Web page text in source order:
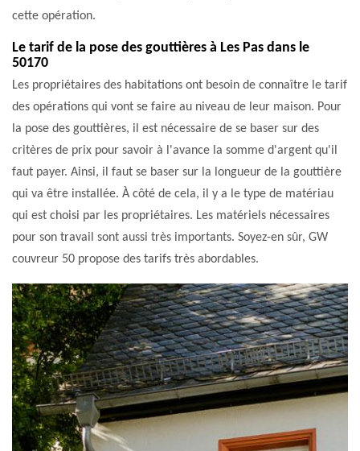
cette opération.
Le tarif de la pose des gouttières à Les Pas dans le
50170
Les propriétaires des habitations ont besoin de connaître le tarif
des opérations qui vont se faire au niveau de leur maison. Pour
la pose des gouttières, il est nécessaire de se baser sur des
critères de prix pour savoir à l'avance la somme d'argent qu'il
faut payer. Ainsi, il faut se baser sur la longueur de la gouttière
qui va être installée. À côté de cela, il y a le type de matériau
qui est choisi par les propriétaires. Les matériels nécessaires
pour son travail sont aussi très importants. Soyez-en sûr, GW
couvreur 50 propose des tarifs très abordables.